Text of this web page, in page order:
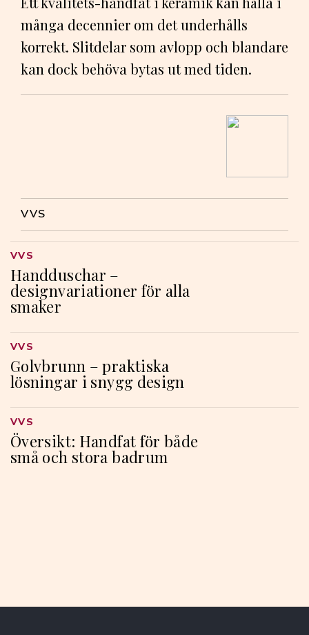
många decennier om det underhålls
korrekt. Slitdelar som avlopp och blandare
kan dock behöva bytas ut med tiden.
VVS
Handduschar –
designvariationer för alla
smaker
VVS
Golvbrunn – praktiska
lösningar i snygg design
VVS
Översikt: Handfat för både
små och stora badrum
VVS